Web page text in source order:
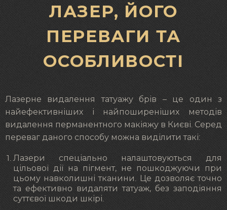
ЛАЗЕР, ЙОГО
ПЕРЕВАГИ ТА
ОСОБЛИВОСТІ
Лазерне видалення татуажу брів – це один з
найефективніших і найпоширеніших методів
видалення перманентного макіяжу в Києві. Серед
переваг даного способу можна виділити такі:
Лазери спеціально налаштовуються для
цільової дії на пігмент, не пошкоджуючи при
цьому навколишні тканини. Це дозволяє точно
та ефективно видаляти татуаж, без заподіяння
суттєвої шкоди шкірі.